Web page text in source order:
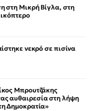
στη Μικρή Βίγλα, στη
νεκρό σε πισίνα
Μπρουτζάκης
αυθαιρεσία στη λήψη
Δημοκρατία»